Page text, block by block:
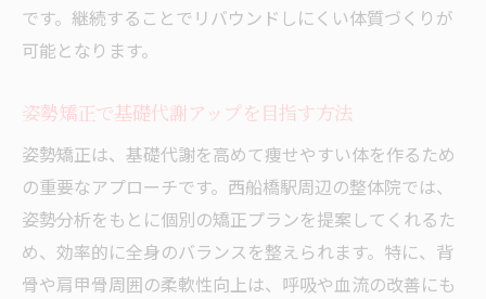
です。継続することでリバウンドしにくい体質づくりが
可能となります。
姿勢矯正で基礎代謝アップを目指す方法
姿勢矯正は、基礎代謝を高めて痩せやすい体を作るため
の重要なアプローチです。西船橋駅周辺の整体院では、
姿勢分析をもとに個別の矯正プランを提案してくれるた
め、効率的に全身のバランスを整えられます。特に、背
骨や肩甲骨周囲の柔軟性向上は、呼吸や血流の改善にも